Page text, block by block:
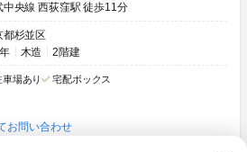
中央線 西荻窪駅 徒歩11分
都杉並区
木造 2階建
車場あり 宅配ボックス
お問い合わせ